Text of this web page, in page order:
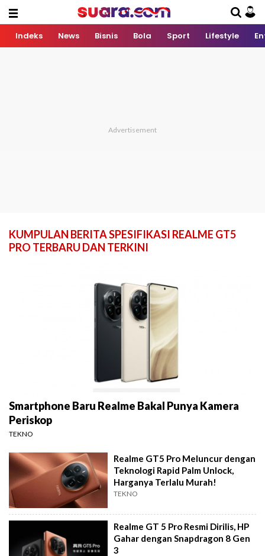
Indeks News Bisnis Bola Sport Lifestyle
KUMPULAN BERITA SPESIFIKASI REALME GT5
PRO TERBARU DAN TERKINI
Smartphone Baru Realme Bakal Punya Kamera
Periskop
TEKNO
Realme GT5 Pro Meluncur dengan
Teknologi Rapid Palm Unlock,
Harganya Terlalu Murah!
TEKNO
Realme GT 5 Pro Resmi Dirilis, HP
Gahar dengan Snapdragon 8 Gen
3